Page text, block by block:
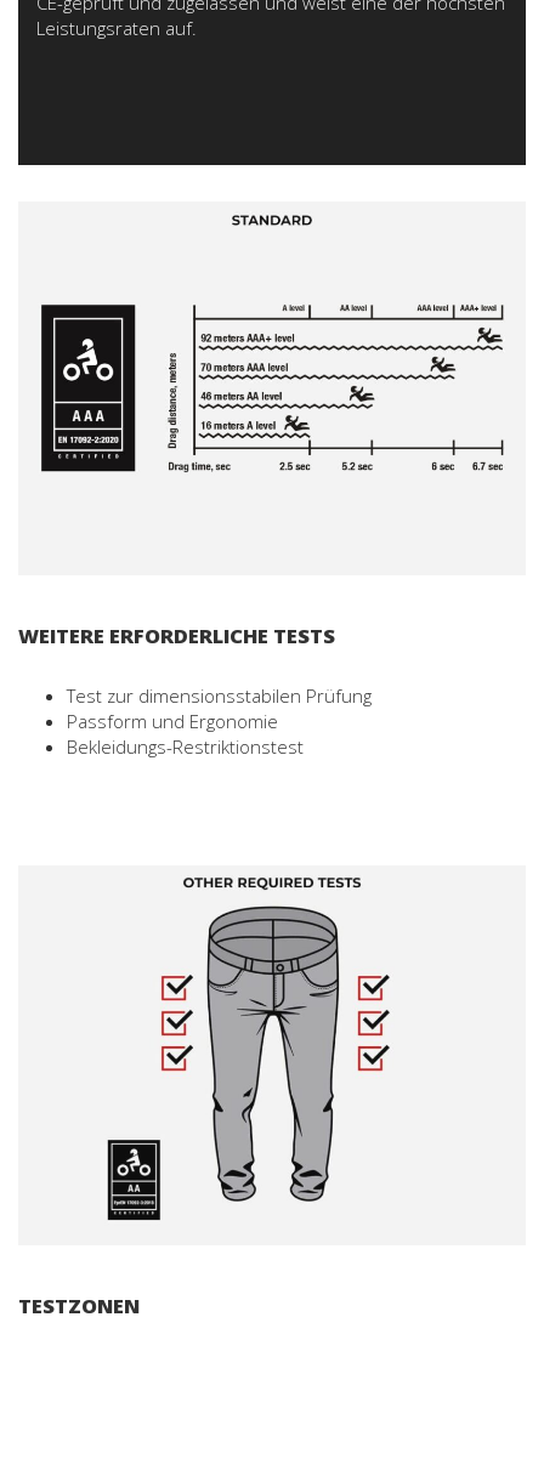
Leistungsraten auf.
WEITERE ERFORDERLICHE TESTS
Test zur dimensionsstabilen Prüfung
Passform und Ergonomie
Bekleidungs-Restriktionstest
TESTZONEN